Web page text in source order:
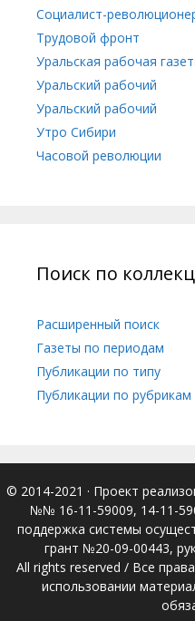
Социалист-
Трудовой фронт
Уральская рабочая
Уральский рабочий
Уральский рабочий
Утро Сибири
Часовой революции
Поиск по
Расширенный поиск
Газеты по периодам
Публикации по типу
Публикации по рубрикам
© 2014-2021 · Проект
№№ 16-11-59009, 14-11-
поддержка системы
грант №20-09-00443,
All rights reserved / Все
использовании